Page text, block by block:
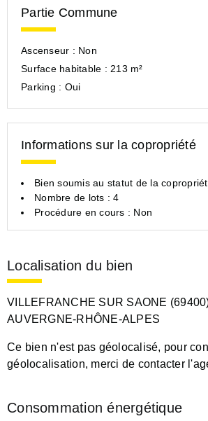
Partie Commune
Ascenseur : Non
Surface habitable : 213 m²
Parking : Oui
Informations sur la copropriété
Bien soumis au statut de la
Nombre de lots : 4
Procédure en cours : Non
Localisation du bien
VILLEFRANCHE SUR SAONE
AUVERGNE-RHÔNE-ALPES
Ce bien n'est pas géolocalisé, pour
géolocalisation, merci de contacter
Consommation énergétique